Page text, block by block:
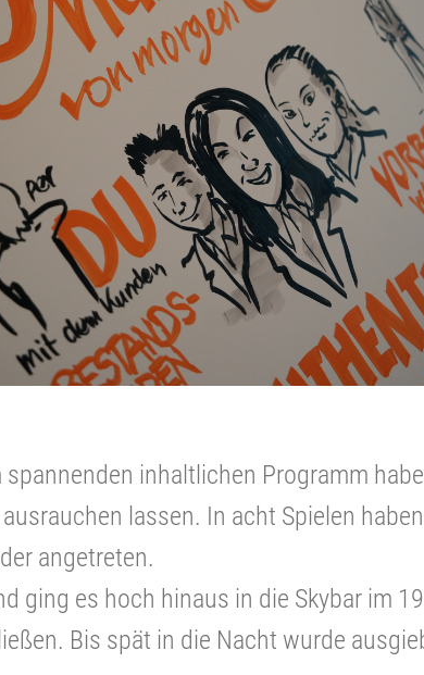
spannenden inhaltlichen Programm
lassen. In acht Spielen
angetreten.
ging es hoch hinaus in die Skybar im
Bis spät in die Nacht wurde